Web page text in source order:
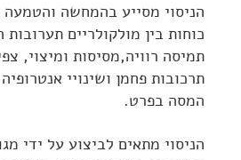
הניסוי מסייע בהמחשה והטמעה
כוחות בין מולקולריים
תמיסה רוויה,מסיסות ומיצוי,
תרכובות פחמן ושינויי
המסה בפרט.
הניסוי מתאים לביצוע על ידי